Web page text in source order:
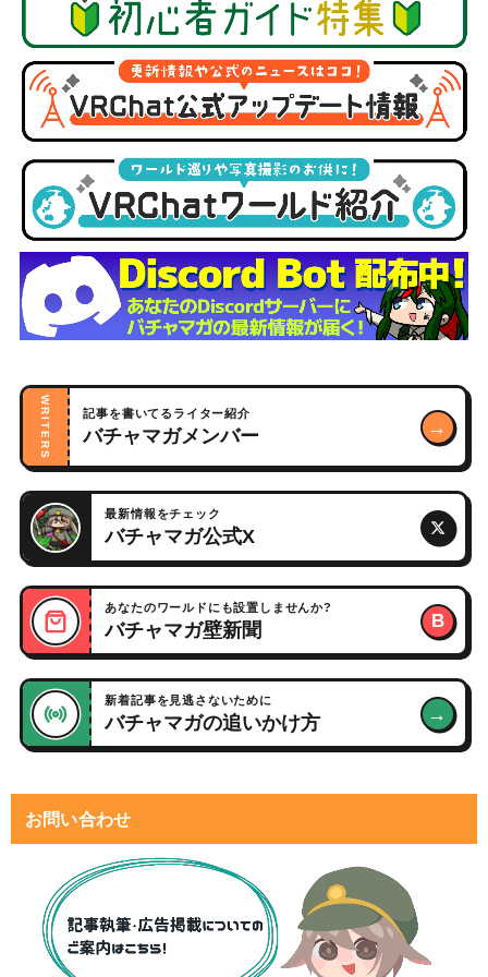
WRITERS 記事を書いてるライター紹介
バチャマガメンバー →
最新情報をチェック
バチャマガ公式X
あなたのワールドにも設置しませんか?
バチャマガ壁新聞 B
新着記事を見逃さないために
バチャマガの追いかけ方 →
お問い合わせ